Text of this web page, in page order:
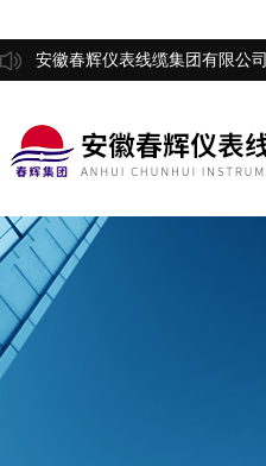
安徽春辉仪表线缆集团有限公司